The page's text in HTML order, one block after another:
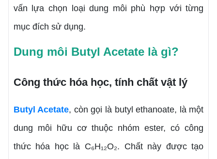
vấn lựa chọn loại dung môi phù hợp với từng
mục đích sử dụng.
Dung môi Butyl Acetate là gì?
Công thức hóa học, tính chất vật lý
Butyl Acetate, còn gọi là butyl ethanoate, là một
dung môi hữu cơ thuộc nhóm ester, có công
thức hóa học là C₆H₁₂O₂. Chất này được tạo